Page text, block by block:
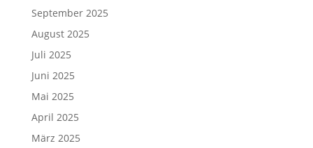
September 2025
August 2025
Juli 2025
Juni 2025
Mai 2025
April 2025
März 2025